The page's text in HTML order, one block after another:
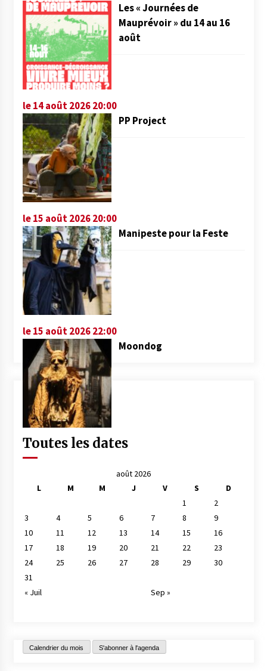
Les « Journées de
Mauprévoir » du 14 au 16
août
le 14 août 2026 20:00
PP Project
le 15 août 2026 20:00
Manipeste pour la Feste
le 15 août 2026 22:00
Moondog
Toutes les dates
août 2026
L
M M J V S
D
1
2
3
4 5 6 7 8
9
10
11 12 13 14 15
16
17
18 19 20 21 22
23
24
25 26 27 28 29
30
31
« Juil
Sep »
Calendrier du mois S'abonner à l'agenda